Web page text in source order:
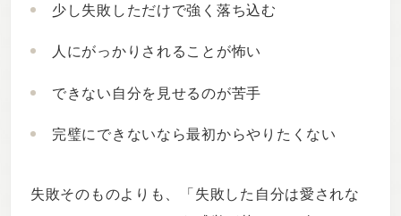
少し失敗しただけで強く落ち込む
人にがっかりされることが怖い
できない自分を見せるのが苦手
完璧にできないなら最初からやりたくない
失敗そのものよりも、「失敗した自分は愛されな